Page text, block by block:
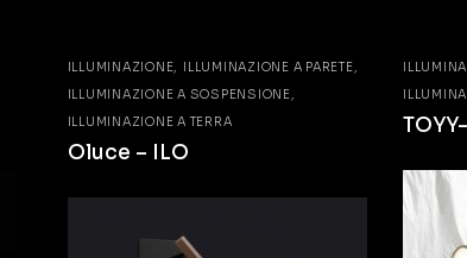
ILLUMINAZIONE
ILLUMINAZIONE A PARETE
ILLUMINAZIONE A SOSPENSIONE
ILLUMINAZIONE A TERRA
Oluce – ILO